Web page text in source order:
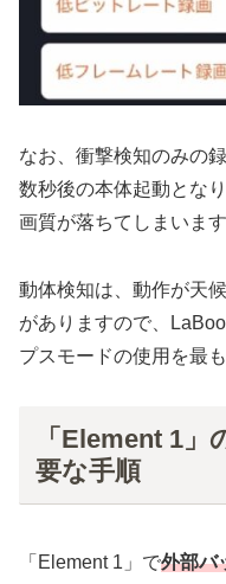
なお、衝撃検知のみの
数秒後の本体起動とな
画質が落ちてしまいま
動体検知は、動作が天
がありますので、
プスモードの使用を最
「Element 1」
要な手順
「Element 1」で外部バ